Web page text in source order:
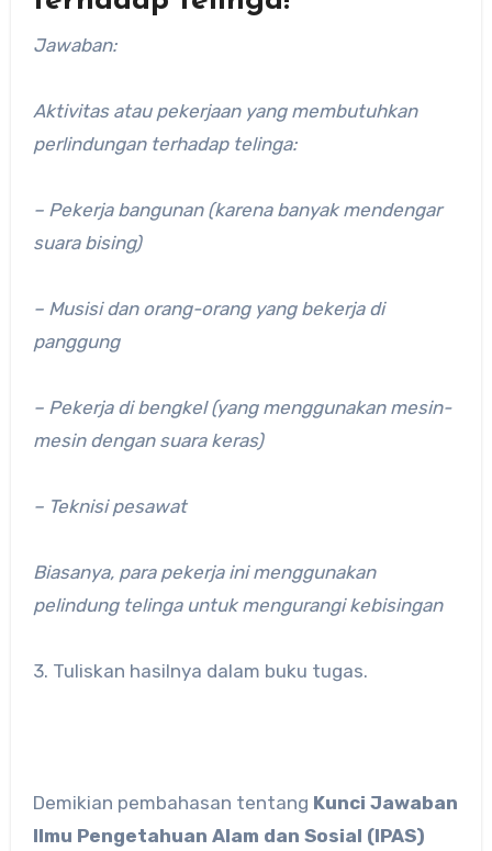
Jawaban:
Aktivitas atau pekerjaan yang membutuhkan
perlindungan terhadap telinga:
– Pekerja bangunan (karena banyak mendengar
suara bising)
– Musisi dan orang-orang yang bekerja di
panggung
– Pekerja di bengkel (yang menggunakan mesin-
mesin dengan suara keras)
– Teknisi pesawat
Biasanya, para pekerja ini menggunakan
pelindung telinga untuk mengurangi kebisingan
3. Tuliskan hasilnya dalam buku tugas.
Demikian pembahasan tentang Kunci Jawaban
Ilmu Pengetahuan Alam dan Sosial (IPAS)